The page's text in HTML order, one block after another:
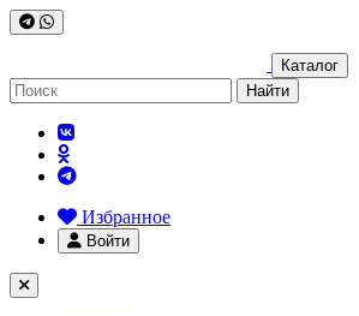
Каталог
Найти
Избранное
Войти